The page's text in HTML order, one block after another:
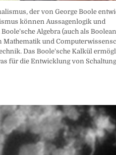
der von George Boole
können Aussagenlogik und
Algebra (auch als
Mathematik und
Das Boole'sche Kalkül
für die Entwicklung von